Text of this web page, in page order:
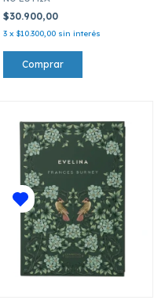
$30.900,00
3 x $10.300,00 sin interés